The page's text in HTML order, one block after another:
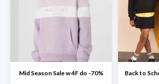
Mid Season Sale w 4F do -70% Back to